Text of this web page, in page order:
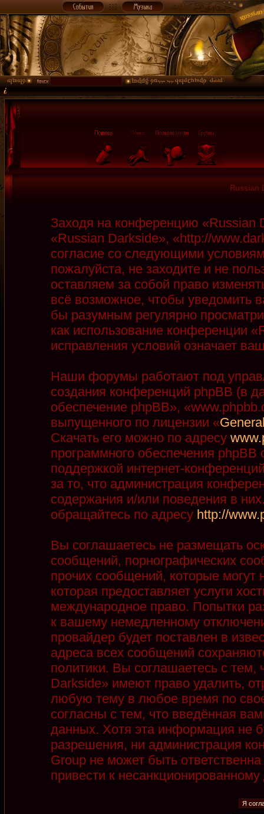
Russian
Заходя на конференцию
«Russian Darkside», «http://
согласие со следующими
пожалуйста, не заходите и не
оставляем за собой право
всё возможное, чтобы уведомить
бы разумным регулярно
как использование конференции
исправления условий означает
Наши форумы работают под
создания конференций phpBB (в
обеспечение phpBB»,
выпущенного по лицензии «
Скачать его можно по адресу
программного обеспечения phpBB
поддержкой интернет-
за то, что администрация
содержания и/или поведения в
обращайтесь по адресу http://
Вы соглашаетесь не размещать
сообщений, порнографических
прочих сообщений, которые
которая предоставляет услуги
международное право. Попытки
к вашему немедленному
провайдер будет поставлен в
адреса всех сообщений
политики. Вы соглашаетесь с
Darkside» имеют право удалить,
любую тему в любое время по
согласны с тем, что введённая
данных. Хотя эта информация не
разрешения, ни администрация
Group не может быть
привести к несанкционированному